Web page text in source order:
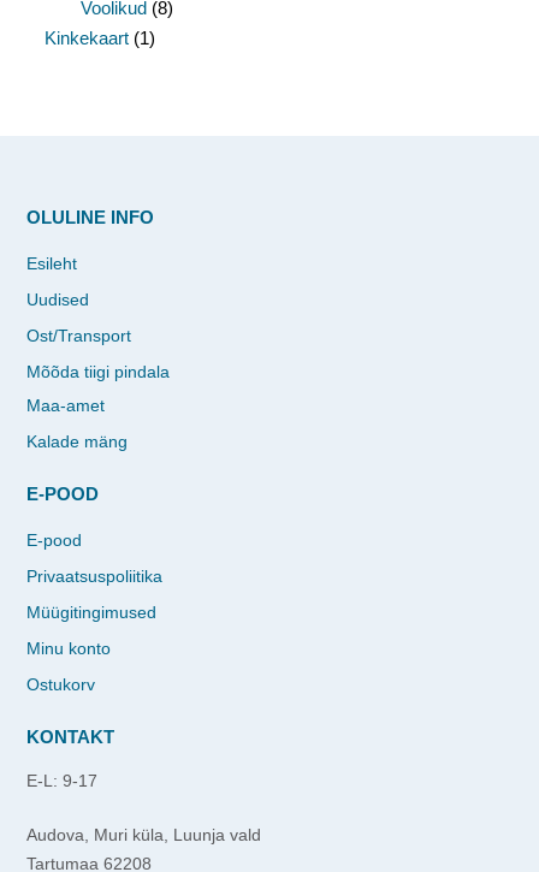
Voolikud (8)
Kinkekaart (1)
OLULINE INFO
Esileht
Uudised
Ost/Transport
Mõõda tiigi pindala
Maa-amet
Kalade mäng
E-POOD
E-pood
Privaatsuspoliitika
Müügitingimused
Minu konto
Ostukorv
KONTAKT
E-L: 9-17
Audova, Muri küla, Luunja vald
Tartumaa 62208